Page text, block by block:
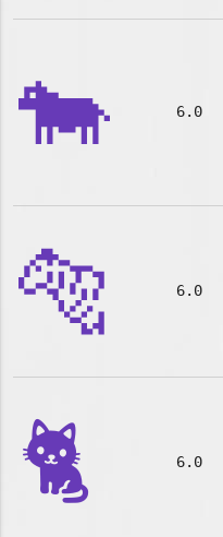
🐄 6.0
🐅 6.0
🐈 6.0